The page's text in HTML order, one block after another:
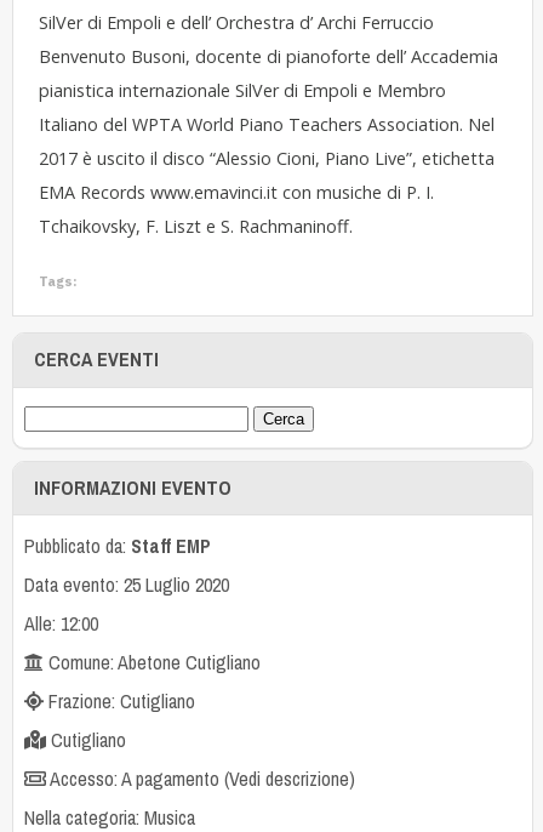
SilVer di Empoli e dell’ Orchestra d’ Archi Ferruccio
Benvenuto Busoni, docente di pianoforte dell’ Accademia
pianistica internazionale SilVer di Empoli e Membro
Italiano del WPTA World Piano Teachers Association. Nel
2017 è uscito il disco “Alessio Cioni, Piano Live”, etichetta
EMA Recordswww.emavinci.it con musiche di P. I.
Tchaikovsky, F. Liszt e S. Rachmaninoff.
Tags:
CERCA EVENTI
INFORMAZIONI EVENTO
Pubblicato da: Staff EMP
Data evento: 25 Luglio 2020
Alle: 12:00
Comune: Abetone Cutigliano
Frazione: Cutigliano
Cutigliano
Accesso: A pagamento (Vedi descrizione)
Nella categoria: Musica